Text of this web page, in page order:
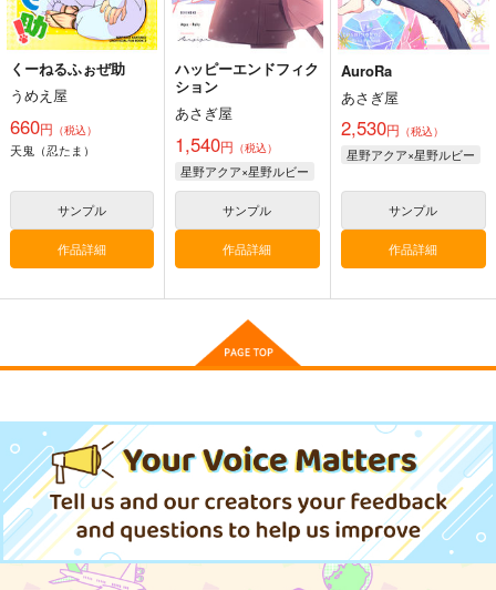
くーねるふぉぜ助
うめえ屋
660円 （税込）
天鬼（忍たま）
サンプル
作品詳細
ハッピーエンドフィク
ション
あさぎ屋
1,540円 （税込）
星野アクア×星野ルビー
サンプル
作品詳細
AuroRa
あさぎ屋
2,530円 （税込）
星野アクア×星野ルビー
サンプル
作品詳細